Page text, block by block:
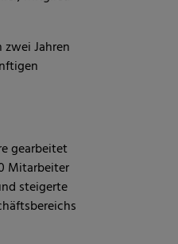
Jahren
gearbeitet
Mitarbeiter
steigerte